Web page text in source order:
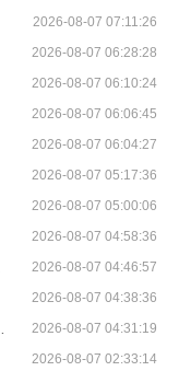
2026-08-07 07:11:26
2026-08-07 06:28:28
2026-08-07 06:10:24
2026-08-07 06:06:45
2026-08-07 06:04:27
2026-08-07 05:17:36
2026-08-07 05:00:06
2026-08-07 04:58:36
2026-08-07 04:46:57
2026-08-07 04:38:36
2026-08-07 04:31:19
2026-08-07 02:33:14